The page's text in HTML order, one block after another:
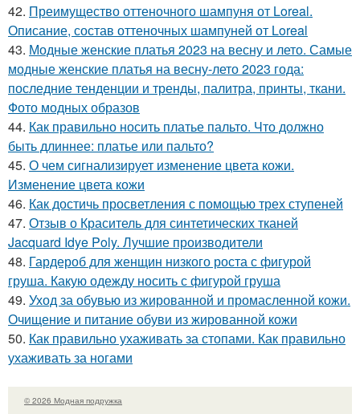
42. Преимущество оттеночного шампуня от Loreal.
Описание, состав оттеночных шампуней от Loreal
43. Модные женские платья 2023 на весну и лето. Самые
модные женские платья на весну-лето 2023 года:
последние тенденции и тренды, палитра, принты, ткани.
Фото модных образов
44. Как правильно носить платье пальто. Что должно
быть длиннее: платье или пальто?
45. О чем сигнализирует изменение цвета кожи.
Изменение цвета кожи
46. Как достичь просветления с помощью трех ступеней
47. Отзыв о Краситель для синтетических тканей
Jacquard Idye Poly. Лучшие производители
48. Гардероб для женщин низкого роста с фигурой
груша. Какую одежду носить с фигурой груша
49. Уход за обувью из жированной и промасленной кожи.
Очищение и питание обуви из жированной кожи
50. Как правильно ухаживать за стопами. Как правильно
ухаживать за ногами
© 2026 Модная подружка